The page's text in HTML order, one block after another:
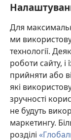
Для
ми
технології.
роботи сайту,
прийняти або
які
зручності
не будуть
маркетингу.
розділі
Пожертви
(відкривається
у
новому
вікні)
ОНЛАЙН-
(відкривається
у
новому
вікні)
JW Hub ®
(відкривається
у
новомуJW Library
Watchtower